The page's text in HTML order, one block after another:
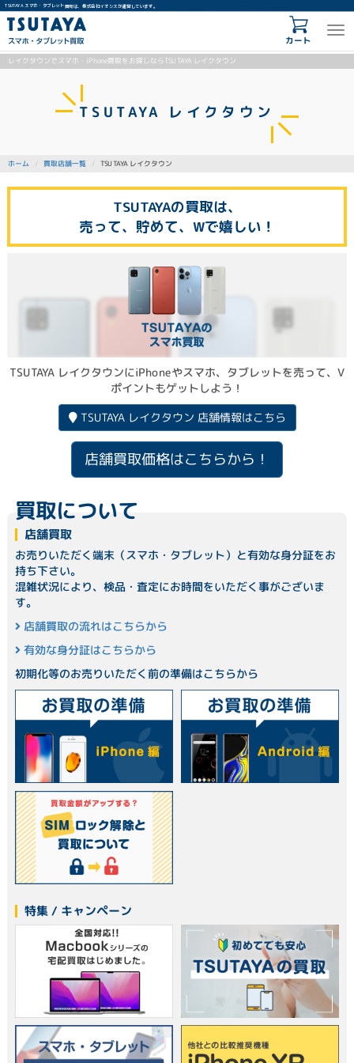
TSUTAYA スマホ・タブレット買取は、株式会社イオシスが運営しています。
カート
レイクタウンでスマホ・iPhone買取をお探しならTSUTAYA レイクタウン
TSUTAYA レイクタウン
ホーム 買取店舗一覧 TSUTAYA レイクタウン
TSUTAYAの買取は、
売って、貯めて、Wで嬉しい！
TSUTAYA レイクタウンにiPhoneやスマホ、タブレットを売って、V
ポイントもゲットしよう！
TSUTAYA レイクタウン 店舗情報はこちら
店舗買取価格はこちらから！
買取について
店舗買取
お売りいただく端末（スマホ・タブレット）と有効な身分証をお
持ち下さい。
混雑状況により、検品・査定にお時間をいただく事がございま
す。
店舗買取の流れはこちらから
有効な身分証はこちらから
初期化等のお売りいただく前の準備はこちらから
特集 / キャンペーン